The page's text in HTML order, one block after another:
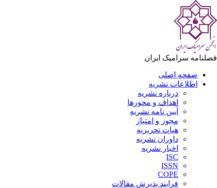
سرامیک ایران
صفحه اصلی
اطلاعات نشریه
درباره نشریه
اهداف و محورها
آیین نامه نشریه
مجوز و امتیاز
هیات تحریریه
داوران نشریه
اخبار نشریه
ISC
ISSN
COPE
فرایند پذیرش مقالات